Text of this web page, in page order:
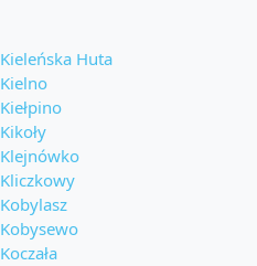
Kieleńska Huta
Kielno
Kiełpino
Kikoły
Klejnówko
Kliczkowy
Kobylasz
Kobysewo
Koczała